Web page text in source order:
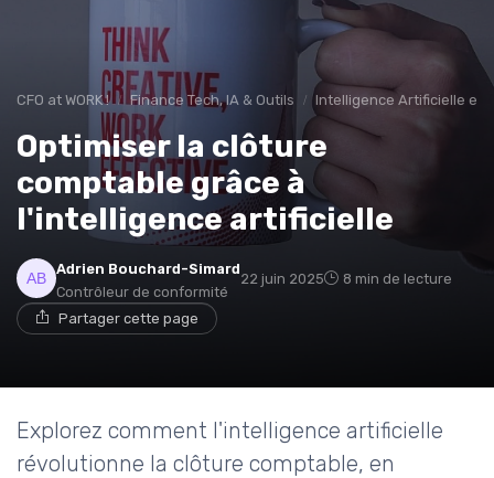
CFO at WORK ! Finance Tech, IA & Outils Intelligence Artificielle en
Optimiser la clôture
comptable grâce à
l'intelligence artificielle
Adrien Bouchard-Simard
Contrôleur de conformité
22 juin 2025 8 min de lecture
Partager cette page
Explorez comment l'intelligence artificielle
révolutionne la clôture comptable, en